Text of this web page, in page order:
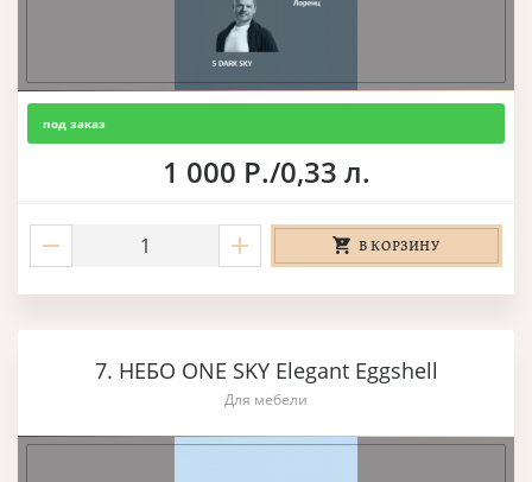
под заказ
1 000 Р./0,33 л.
В КОРЗИНУ
7. НЕБО ONE SKY Elegant Eggshell
Для мебели